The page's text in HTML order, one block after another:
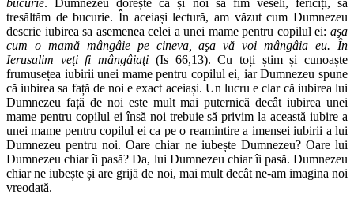
tresăltăm de bucurie. În aceiași lectură, am văzut cum Dumnezeu
descrie iubirea sa asemenea celei a unei mame pentru copilul ei: aşa
cum o mamă mângâie pe cineva, aşa vă voi mângâia eu. În
Ierusalim veţi fi mângâiaţi (Is 66,13). Cu toți știm și cunoaște
frumusețea iubirii unei mame pentru copilul ei, iar Dumnezeu spune
că iubirea sa față de noi e exact aceiași. Un lucru e clar că iubirea lui
Dumnezeu față de noi este mult mai puternică decât iubirea unei
mame pentru copilul ei însă noi trebuie să privim la această iubire a
unei mame pentru copilul ei ca pe o reamintire a imensei iubirii a lui
Dumnezeu pentru noi. Oare chiar ne iubește Dumnezeu? Oare lui
Dumnezeu chiar îi pasă? Da, lui Dumnezeu chiar îi pasă. Dumnezeu
chiar ne iubește și are grijă de noi, mai mult decât ne-am imagina noi
vreodată.